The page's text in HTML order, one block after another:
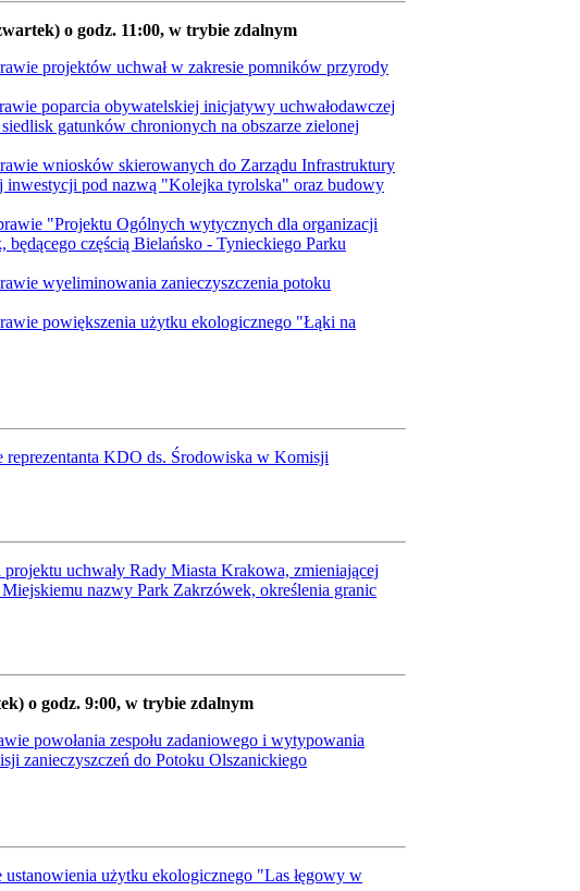
o godz. 11:00, w trybie zdalnym
projektów uchwał w zakresie pomników przyrody
poparcia obywatelskiej inicjatywy uchwałodawczej
gatunków chronionych na obszarze zielonej
wniosków skierowanych do Zarządu Infrastruktury
inwestycji pod nazwą "Kolejka tyrolska" oraz budowy
"Projektu Ogólnych wytycznych dla organizacji
częścią Bielańsko - Tynieckiego Parku
wyeliminowania zanieczyszczenia potoku
powiększenia użytku ekologicznego "Łąki na
KDO ds. Środowiska w Komisji
uchwały Rady Miasta Krakowa, zmieniającej
nazwy Park Zakrzówek, określenia granic
o godz. 9:00, w trybie zdalnym
powołania zespołu zadaniowego i wytypowania
zanieczyszczeń do Potoku Olszanickiego
użytku ekologicznego "Las łęgowy w